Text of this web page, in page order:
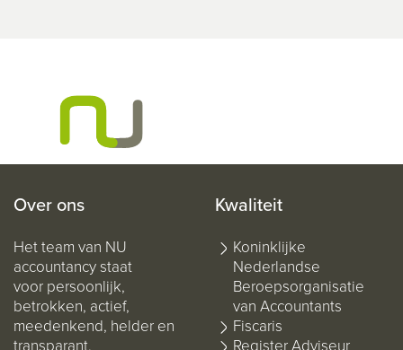
Over ons
Het team van NU
accountancy staat
voor persoonlijk,
betrokken, actief,
meedenkend, helder en
transparant.
Kwaliteit
Koninklijke
Nederlandse
Beroepsorganisatie
van Accountants
Fiscaris
Register Adviseur